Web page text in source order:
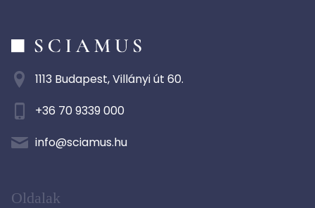
1113 Budapest, Villányi út 60.
+36 70 9339 000
info@sciamus.hu
Oldalak